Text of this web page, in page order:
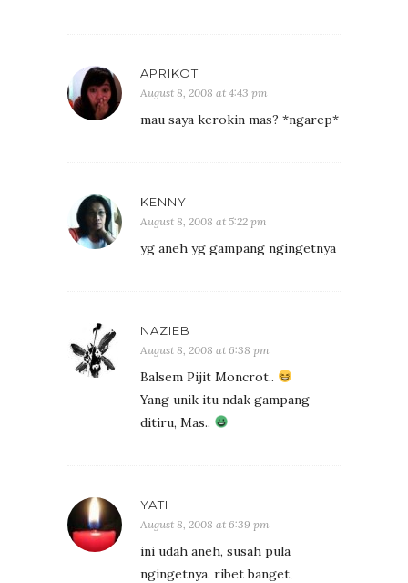
APRIKOT
August 8, 2008 at 4:43 pm
mau saya kerokin mas? *ngarep*
KENNY
August 8, 2008 at 5:22 pm
yg aneh yg gampang ngingetnya
NAZIEB
August 8, 2008 at 6:38 pm
Balsem Pijit Moncrot..
Yang unik itu ndak gampang
ditiru, Mas..
YATI
August 8, 2008 at 6:39 pm
ini udah aneh, susah pula
ngingetnya. ribet banget,